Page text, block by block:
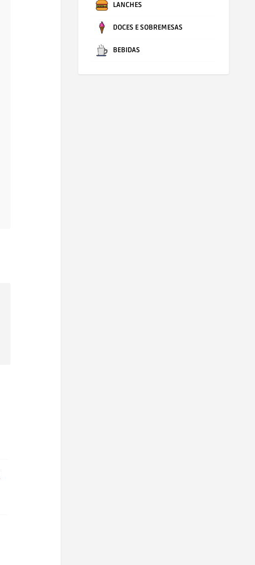
LANCHES
DOCES E SOBREMESAS
BEBIDAS